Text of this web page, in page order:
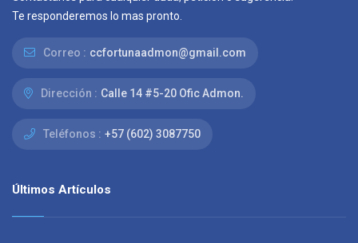
Te responderemos lo mas pronto.
Correo : ccfortunaadmon@gmail.com
Dirección : Calle 14 #5-20 Ofic Admon.
Teléfonos : +57 (602) 3087750
Últimos Artículos